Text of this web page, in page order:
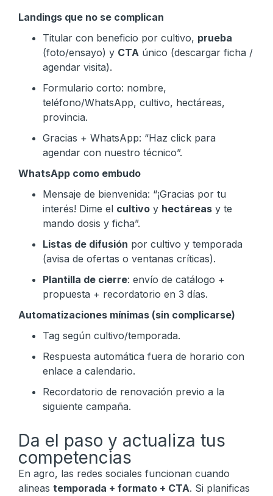
Landings que no se complican
Titular con beneficio por cultivo, prueba
(foto/ensayo) y CTA único (descargar ficha /
agendar visita).
Formulario corto: nombre,
teléfono/WhatsApp, cultivo, hectáreas,
provincia.
Gracias + WhatsApp: “Haz click para
agendar con nuestro técnico”.
WhatsApp como embudo
Mensaje de bienvenida: “¡Gracias por tu
interés! Dime el cultivo y hectáreas y te
mando dosis y ficha”.
Listas de difusión por cultivo y temporada
(avisa de ofertas o ventanas críticas).
Plantilla de cierre: envío de catálogo +
propuesta + recordatorio en 3 días.
Automatizaciones mínimas (sin complicarse)
Tag según cultivo/temporada.
Respuesta automática fuera de horario con
enlace a calendario.
Recordatorio de renovación previo a la
siguiente campaña.
Da el paso y actualiza tus
competencias
En agro, las redes sociales funcionan cuando
alineas temporada + formato + CTA. Si planificas